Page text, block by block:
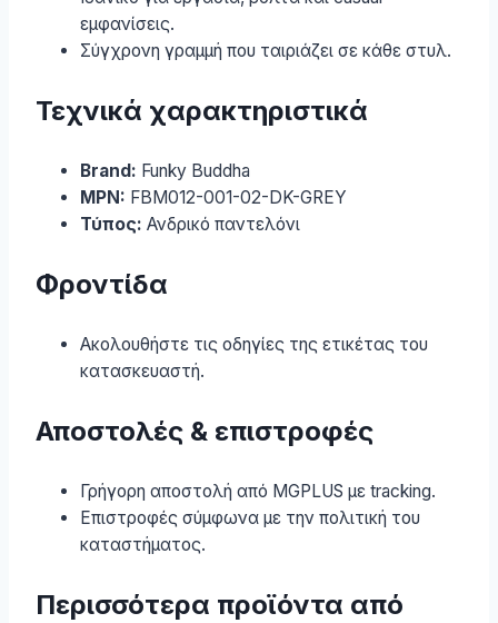
εμφανίσεις.
Σύγχρονη γραμμή που ταιριάζει σε κάθε στυλ.
Τεχνικά χαρακτηριστικά
Brand: Funky Buddha
MPN: FBM012-001-02-DK-GREY
Τύπος: Ανδρικό παντελόνι
Φροντίδα
Ακολουθήστε τις οδηγίες της ετικέτας του
κατασκευαστή.
Αποστολές & επιστροφές
Γρήγορη αποστολή από MGPLUS με tracking.
Επιστροφές σύμφωνα με την πολιτική του
καταστήματος.
Περισσότερα προϊόντα από